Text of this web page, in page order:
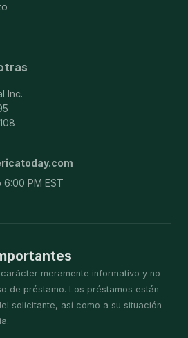
Inc.
6:00 PM EST
meramente informativo y no
de préstamo. Los préstamos están
solicitante, así como a su situación